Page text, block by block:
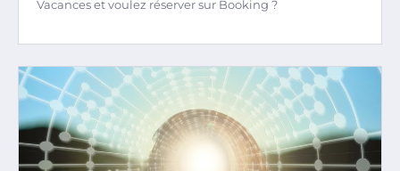
Vacances et voulez réserver sur Booking ?